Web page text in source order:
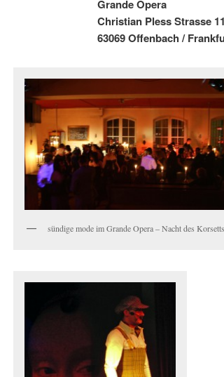
Grande Opera
Christian Pless Strasse
63069 Offenbach /
sündige mode im Grande Opera – Nacht des Korsetts